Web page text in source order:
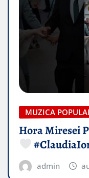
MUZICA
Hora Miresei
admin